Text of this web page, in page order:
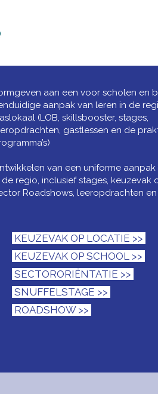
aan een voor scholen en
aanpak van leren in de
(LOB, skillsbooster, stages,
gastlessen en de
van een uniforme
de regio, inclusief stages, keuzevak
Roadshows, leeropdrachten en
KEUZEVAK OP LOCATIE >>
KEUZEVAK OP SCHOOL >>
SECTORORIËNTATIE >>
SNUFFELSTAGE >>
ROADSHOW >>